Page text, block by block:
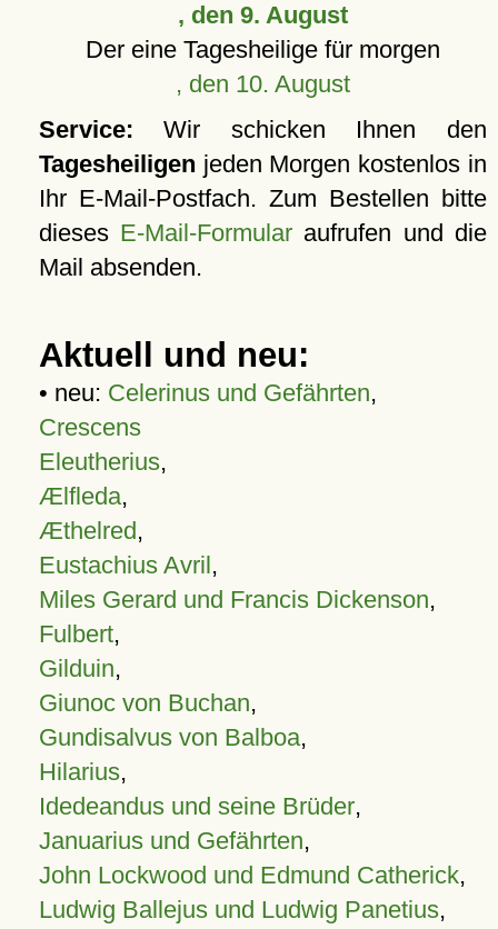
, den 9. August
Der eine Tagesheilige für morgen
, den 10. August
Service: Wir schicken Ihnen den
Tagesheiligen jeden Morgen kostenlos in
Ihr E-Mail-Postfach. Zum Bestellen bitte
dieses E-Mail-Formular aufrufen und die
Mail absenden.
Aktuell und neu:
• neu: Celerinus und Gefährten,
Crescens
Eleutherius,
Ælfleda,
Æthelred,
Eustachius Avril,
Miles Gerard und Francis Dickenson,
Fulbert,
Gilduin,
Giunoc von Buchan,
Gundisalvus von Balboa,
Hilarius,
Idedeandus und seine Brüder,
Januarius und Gefährten,
John Lockwood und Edmund Catherick,
Ludwig Ballejus und Ludwig Panetius,